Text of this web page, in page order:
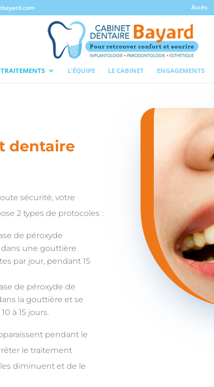
Accès
L’ÉQUIPE LE CABINET ENGAGEMENTS
dentaire
sécurité, votre
2 types de protocoles :
de péroxyde
dans une gouttière
par jour, pendant 15
de péroxyde de
la gouttière et se
à 15 jours.
pendant le
le traitement
diminuent et de le